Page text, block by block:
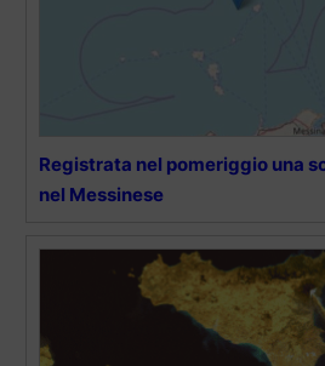
Registrata nel pomeriggio una
nel Messinese